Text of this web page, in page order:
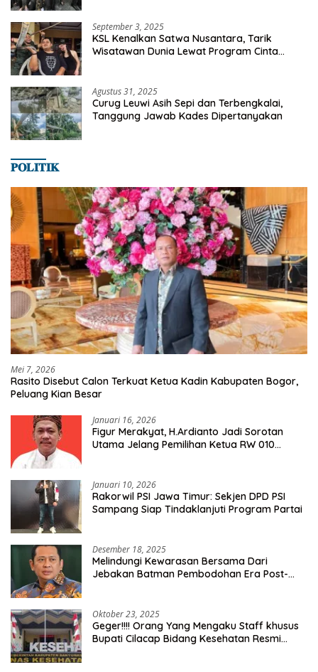
September 3, 2025
KSL Kenalkan Satwa Nusantara, Tarik
Wisatawan Dunia Lewat Program Cinta
Agustus 31, 2025
Curug Leuwi Asih Sepi dan Terbengkalai,
Tanggung Jawab Kades Dipertanyakan
𝐏𝐎𝐋𝐈𝐓𝐈𝐊
Mei 7, 2026
Rasito Disebut Calon Terkuat Ketua Kadin Kabupaten Bogor,
Peluang Kian Besar
Januari 16, 2026
Figur Merakyat, H.Ardianto Jadi Sorotan
Utama Jelang Pemilihan Ketua RW 010
Januari 10, 2026
Rakorwil PSI Jawa Timur: Sekjen DPD PSI
Sampang Siap Tindaklanjuti Program Partai
Desember 18, 2025
Melindungi Kewarasan Bersama Dari
Jebakan Batman Pembodohan Era Post-
Oktober 23, 2025
Geger!!!! Orang Yang Mengaku Staff khusus
Bupati Cilacap Bidang Kesehatan Resmi